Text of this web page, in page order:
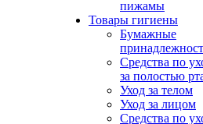
пижамы
Товары гигиены
Бумажные
Средства по
за полостью
Уход за телом
Уход за лицом
Средства по